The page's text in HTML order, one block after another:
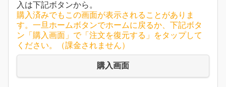
入は下記ボタンから。
購入済みでもこの画面が表示されることがありま
す。一旦ホームボタンでホームに戻るか、下記ボタ
ン「購入画面」で「注文を復元する」をタップして
ください。（課金されません）
購入画面